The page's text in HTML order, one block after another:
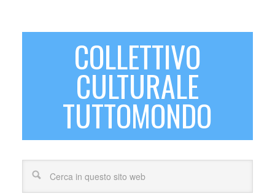
COLLETTIVO
CULTURALE
TUTTOMONDO